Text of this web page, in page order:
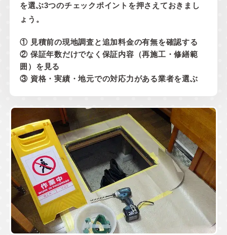
を選ぶ3つのチェックポイントを押さえておきまし
ょう。
① 見積前の現地調査と追加料金の有無を確認する
② 保証年数だけでなく保証内容（再施工・修繕範
囲）を見る
③ 資格・実績・地元での対応力がある業者を選ぶ